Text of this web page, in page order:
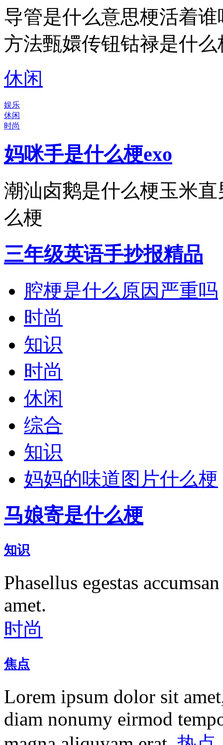
导管是什么意思梗活着
方法甄嬛传钮钴禄是什么
休闲
娱乐
休闲
时尚
妈咪手是什么梗exo
潮汕卤鹅是什么梗玉米
么梗
三年级英语手抄报精品
腔梗是什么原因严重吗
时尚
知识
时尚
休闲
综合
知识
妈妈的味道图片什么梗
马娘寄是什么梗
知识
Phasellus egestas
amet.
时尚
焦点
Lorem ipsum dolor sit
diam nonumy eirmod